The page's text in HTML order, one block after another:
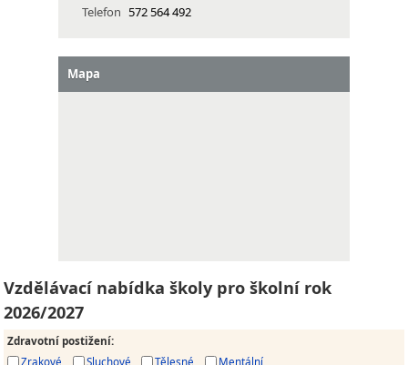
Telefon 572 564 492
Mapa
Vzdělávací nabídka školy pro školní rok
2026/2027
Zdravotní postižení:
Zrakové
Sluchové Tělesné
Mentální